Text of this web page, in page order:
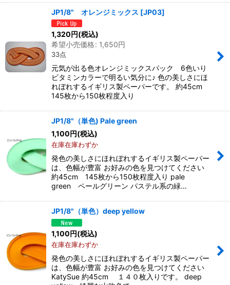
JP1/8" オレンジミックス [JP03]
1,320円(税込)
希望小売価格: 1,650円
33点
元気が出る色オレンジミックスパック 6色いり
ビタミンカラーで明るい気分に♪ 色の美しさにほ
れぼれするイギリス製ペーパーです。 約45cm
145枚から150枚程度入り
JP1/8"（単色) Pale green
1,100円(税込)
在庫在庫わずか
発色の美しさにほれぼれするイギリス製ペーパー
は、色幅が豊富 お好みの色を見つけてください
約45cm 145枚から150枚程度入り pale
green ペールグリーン パステル系の緑…
JP1/8"（単色）deep yellow
1,100円(税込)
在庫在庫わずか
発色の美しさにほれぼれするイギリス製ペーパー
は、色幅が豊富 お好みの色を見つけてください
KatySue 約45cm １４０枚入りです。 deep